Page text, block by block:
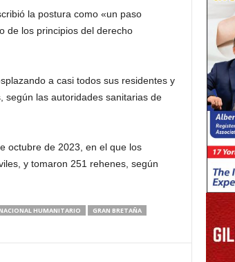
la postura como «un paso
de los principios del derecho
a casi todos sus residentes y
según las autoridades sanitarias de
octubre de 2023, en el que los
y tomaron 251 rehenes, según
HUMANITARIO
GRAN BRETAÑA